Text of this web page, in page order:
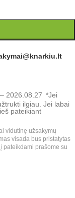
2026.08.27 *Jei
ilgiau. Jei labai
pateikiant
vidutinę užsakymų
visada bus pristatytas
pateikdami prašome su